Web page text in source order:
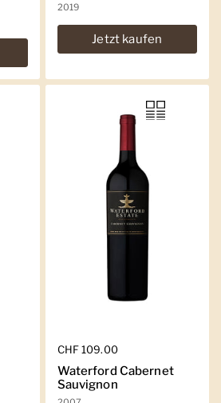
2019
Jetzt kaufen
Regulärer Preis
CHF 109.00
Waterford Cabernet
Sauvignon